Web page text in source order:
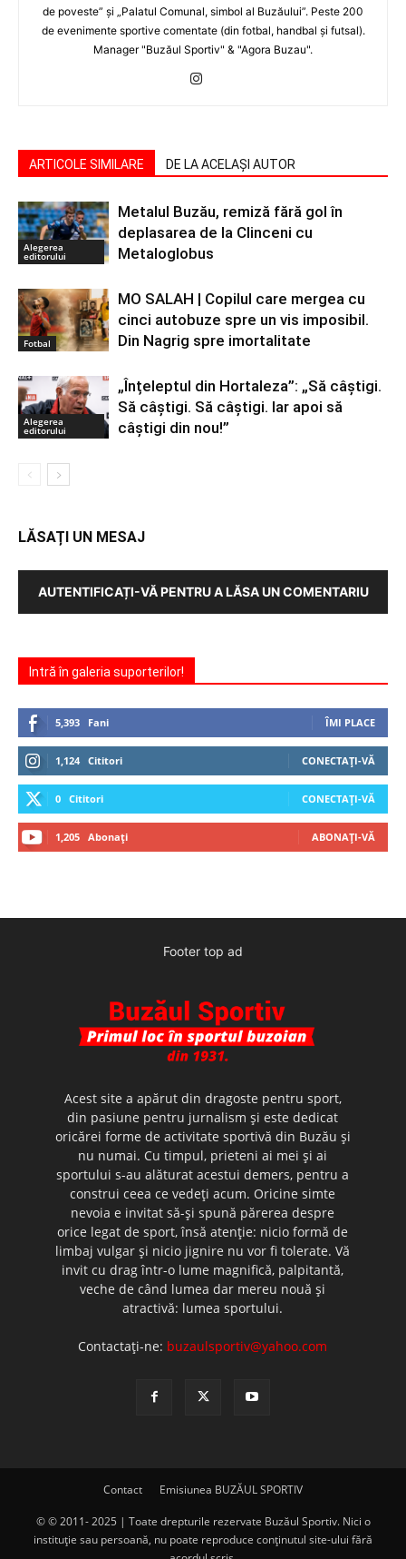
de poveste” şi „Palatul Comunal, simbol al Buzăului”. Peste 200
de evenimente sportive comentate (din fotbal, handbal şi futsal).
Manager "Buzăul Sportiv" & "Agora Buzau".
ARTICOLE SIMILARE DE LA ACELAȘI AUTOR
Alegerea
editorului
Metalul Buzău, remiză fără gol în
deplasarea de la Clinceni cu
Metaloglobus
Fotbal
MO SALAH | Copilul care mergea cu
cinci autobuze spre un vis imposibil.
Din Nagrig spre imortalitate
Alegerea
editorului
„Înțeleptul din Hortaleza”: „Să câștigi.
Să câștigi. Să câștigi. Iar apoi să
câștigi din nou!”
LĂSAȚI UN MESAJ
AUTENTIFICAȚI-VĂ PENTRU A LĂSA UN COMENTARIU
Intră în galeria suporterilor!
5,393 Fani ÎMI PLACE
1,124 Cititori CONECTAȚI-VĂ
0 Cititori CONECTAȚI-VĂ
1,205 Abonați ABONAȚI-VĂ
Footer top ad
Acest site a apărut din dragoste pentru sport,
din pasiune pentru jurnalism şi este dedicat
oricărei forme de activitate sportivă din Buzău şi
nu numai. Cu timpul, prieteni ai mei şi ai
sportului s-au alăturat acestui demers, pentru a
construi ceea ce vedeţi acum. Oricine simte
nevoia e invitat să-şi spună părerea despre
orice legat de sport, însă atenţie: nicio formă de
limbaj vulgar şi nicio jignire nu vor fi tolerate. Vă
invit cu drag într-o lume magnifică, palpitantă,
veche de când lumea dar mereu nouă şi
atractivă: lumea sportului.
Contactați-ne: buzaulsportiv@yahoo.com
Contact Emisiunea BUZĂUL SPORTIV
© © 2011- 2025 | Toate drepturile rezervate Buzăul Sportiv. Nici o
instituţie sau persoană, nu poate reproduce conţinutul site-ului fără